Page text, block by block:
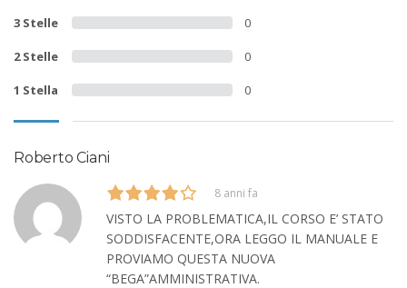
3 Stelle 0
2 Stelle 0
1 Stella 0
Roberto Ciani
8 anni fa
VISTO LA PROBLEMATICA,IL CORSO E’ STATO
SODDISFACENTE,ORA LEGGO IL MANUALE E
PROVIAMO QUESTA NUOVA
“BEGA”AMMINISTRATIVA.